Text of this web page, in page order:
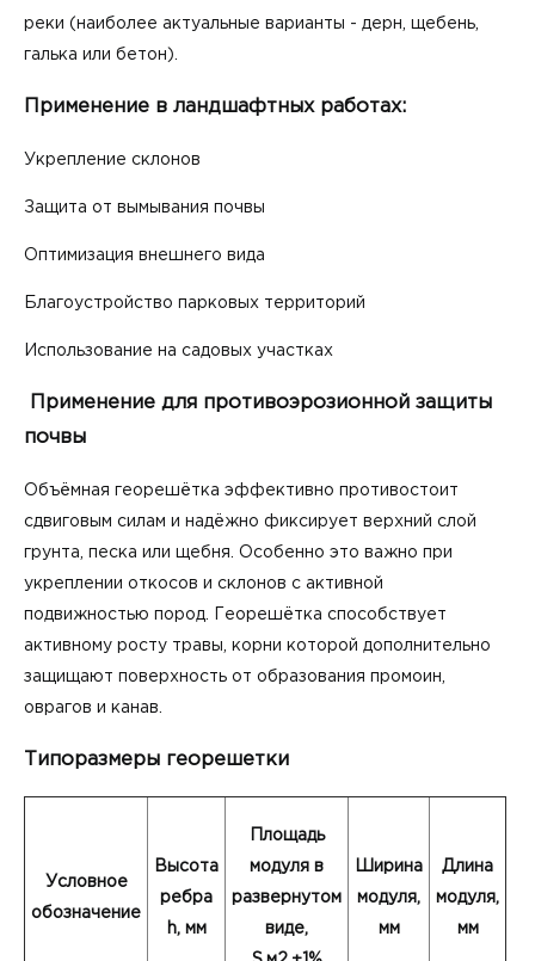
реки (наиболее актуальные варианты - дерн, щебень,
галька или бетон).
Применение в ландшафтных работах:
Укрепление склонов
Защита от вымывания почвы
Оптимизация внешнего вида
Благоустройство парковых территорий
Использование на садовых участках
Применение для противоэрозионной защиты
почвы
Объёмная георешётка эффективно противостоит
сдвиговым силам и надёжно фиксирует верхний слой
грунта, песка или щебня. Особенно это важно при
укреплении откосов и склонов с активной
подвижностью пород. Георешётка способствует
активному росту травы, корни которой дополнительно
защищают поверхность от образования промоин,
оврагов и канав.
Типоразмеры георешетки
Условное
обозначение
Высота
ребра
h, мм
Площадь
модуля в
развернутом
виде,
Ширина
модуля ,
мм
Длина
модуля ,
мм